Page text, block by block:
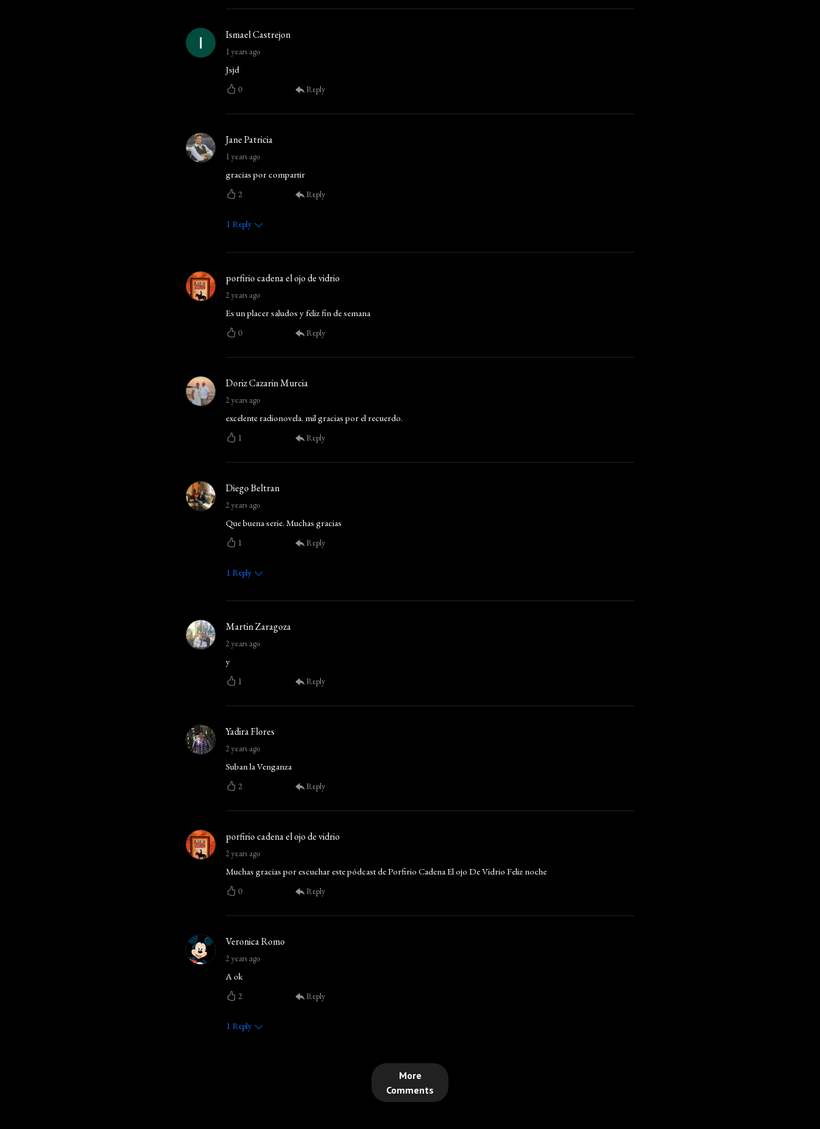
Ismael Castrejon
1 years ago
Jsjd
0 Reply
Jane Patricia
1 years ago
gracias por compartir
2 Reply
1 Reply
porfirio cadena el ojo de vidrio
2 years ago
Es un placer saludos y feliz fin de semana
0 Reply
Doriz Cazarin Murcia
2 years ago
excelente radionovela. mil gracias por el recuerdo.
1 Reply
Diego Beltran
2 years ago
Que buena serie. Muchas gracias
1 Reply
1 Reply
Martin Zaragoza
2 years ago
y
1 Reply
Yadira Flores
2 years ago
Suban la Venganza
2 Reply
porfirio cadena el ojo de vidrio
2 years ago
Muchas gracias por escuchar este pódcast de Porfirio Cadena El ojo De Vidrio Feliz noche
0 Reply
Veronica Romo
2 years ago
A ok
2 Reply
1 Reply
More
Comments